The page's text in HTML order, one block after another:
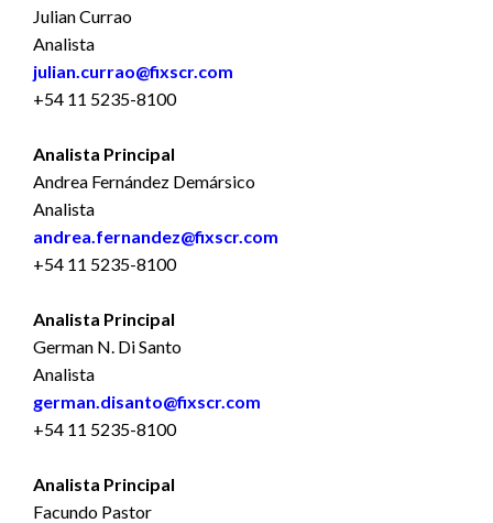
Julian Currao
Analista
julian.currao@fixscr.com
+54 11 5235-8100
Analista Principal
Andrea Fernández Demársico
Analista
andrea.fernandez@fixscr.com
+54 11 5235-8100
Analista Principal
German N. Di Santo
Analista
german.disanto@fixscr.com
+54 11 5235-8100
Analista Principal
Facundo Pastor